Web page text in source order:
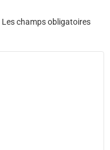
Les champs obligatoires